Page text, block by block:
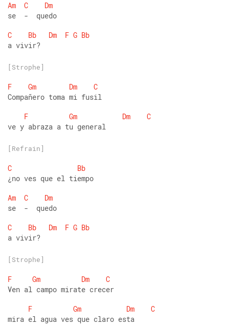
Am
C
Dm
se  -  quedo
C
Bb Dm F G Bb
a vivir?
[Strophe]
F Gm Dm
C
Compañero toma mi fusil
F
Gm Dm
C
ve y abraza a tu general
[Refrain]
C
Bb
¿no ves que el tiempo
Am
C
Dm
se  -  quedo
C
Bb Dm F G Bb
a vivir?
[Strophe]
F Gm Dm
C
Ven al campo mirate crecer
F
Gm Dm
C
mira el agua ves que claro esta